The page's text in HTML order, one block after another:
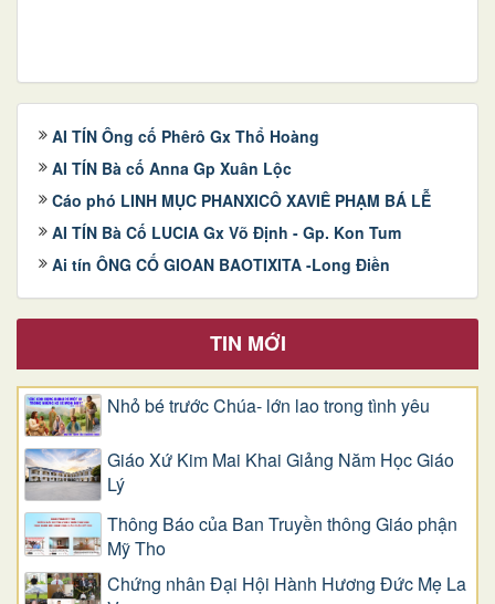
AI TÍN Ông cố Phêrô Gx Thổ Hoàng
AI TÍN Bà cố Anna Gp Xuân Lộc
Cáo phó LINH MỤC PHANXICÔ XAVIÊ PHẠM BÁ LỄ
AI TÍN Bà Cố LUCIA Gx Võ Định - Gp. Kon Tum
Ai tín ÔNG CỐ GIOAN BAOTIXITA -Long Điền
TIN MỚI
Nhỏ bé trước Chúa- lớn lao trong tình yêu
Giáo Xứ Kim Mai Khai Giảng Năm Học Giáo
Lý
Thông Báo của Ban Truyền thông Giáo phận
Mỹ Tho
Chứng nhân Đại Hội Hành Hương Đức Mẹ La